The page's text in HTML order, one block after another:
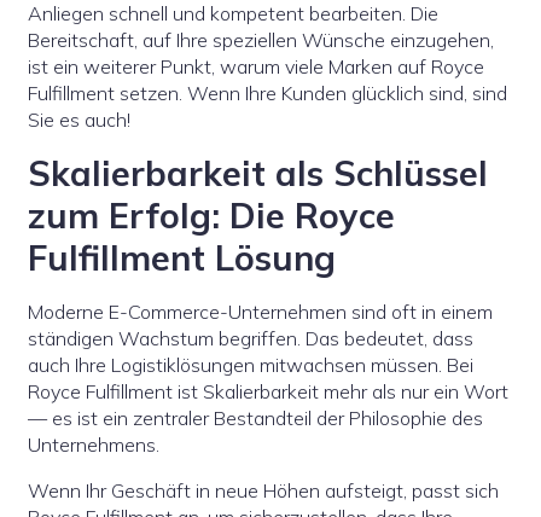
Anliegen schnell und kompetent bearbeiten. Die
Bereitschaft, auf Ihre speziellen Wünsche einzugehen,
ist ein weiterer Punkt, warum viele Marken auf Royce
Fulfillment setzen. Wenn Ihre Kunden glücklich sind, sind
Sie es auch!
Skalierbarkeit als Schlüssel
zum Erfolg: Die Royce
Fulfillment Lösung
Moderne E-Commerce-Unternehmen sind oft in einem
ständigen Wachstum begriffen. Das bedeutet, dass
auch Ihre Logistiklösungen mitwachsen müssen. Bei
Royce Fulfillment ist Skalierbarkeit mehr als nur ein Wort
— es ist ein zentraler Bestandteil der Philosophie des
Unternehmens.
Wenn Ihr Geschäft in neue Höhen aufsteigt, passt sich